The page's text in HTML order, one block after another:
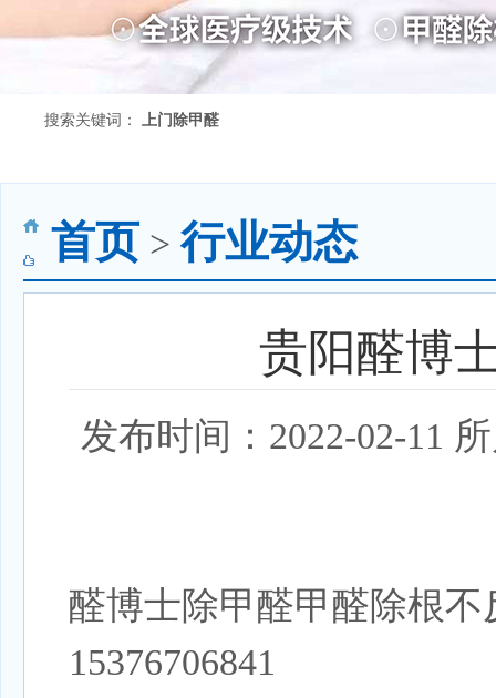
搜索关键词： 上门除甲醛
首页 >行业动态
贵阳醛博
发布时间：2022-02-11
醛博士除甲醛甲醛除根
15376706841